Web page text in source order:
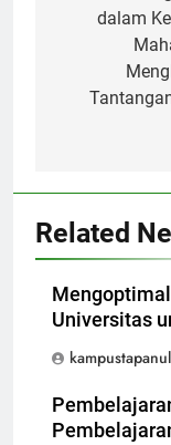
dalam
Related
Universitas